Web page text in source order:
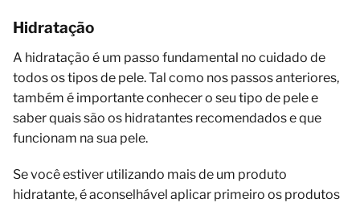
Hidratação
A hidratação é um passo fundamental no cuidado de
todos os tipos de pele. Tal como nos passos anteriores,
também é importante conhecer o seu tipo de pele e
saber quais são os hidratantes recomendados e que
funcionam na sua pele.
Se você estiver utilizando mais de um produto
hidratante, é aconselhável aplicar primeiro os produtos